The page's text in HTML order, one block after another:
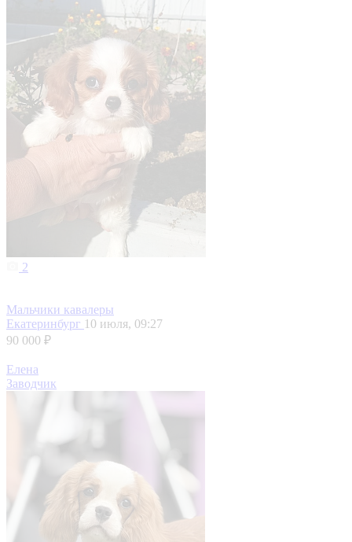
2
Мальчики кавалеры
Екатеринбург 10 июля, 09:27
90 000 ₽
Елена
Заводчик